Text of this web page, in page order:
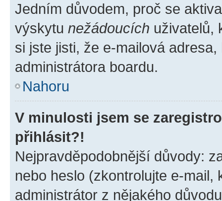
Jedním důvodem, proč se
výskytu nežádoucích uživatelů,
si jste jisti, že e-mailová
administrátora boardu.
Nahoru
V minulosti jsem se
přihlásit?!
Nejpravděpodobnější důvody:
nebo heslo (zkontrolujte e-
administrátor z nějakého